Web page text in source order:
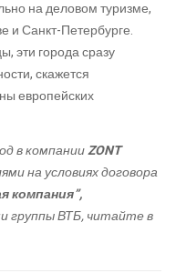
на деловом туризме,
и Санкт-Петербурге.
эти города сразу
скажется
европейских
в компанииZONT
на условиях договора
компания”,
группы ВТБ, читайте в